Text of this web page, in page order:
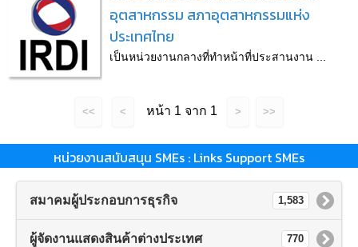
อุตสาหกรรม สภาอุตสาหกรรมแห่ง
ประเทศไทย
เป็นหน่วยงานกลางที่ทำหน้าที่ประสานงาน ...
<< < หน้า 1 จาก 1 > >>
หน่วยงานสนับสนุน SMEs : Links Support SMEs
สมาคมผู้ประกอบการธุรกิจ 1,583
ผู้จัดงานแสดงสินค้าต่างประเทศ 770